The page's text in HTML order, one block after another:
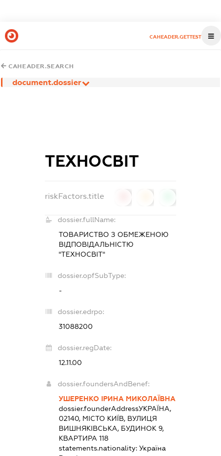
CAHEADER.GETTEST
CAHEADER.SEARCH
document.dossier
ТЕХНОСВІТ
riskFactors.title
dossier.fullName:
ТОВАРИСТВО З ОБМЕЖЕНОЮ
ВІДПОВІДАЛЬНІСТЮ
"ТЕХНОСВІТ"
dossier.opfSubType:
-
dossier.edrpo:
31088200
dossier.regDate:
12.11.00
dossier.foundersAndBenef:
УШЕРЕНКО ІРИНА МИКОЛАЇВНА
dossier.founderAddressУКРАЇНА,
02140, МІСТО КИЇВ, ВУЛИЦЯ
ВИШНЯКІВСЬКА, БУДИНОК 9,
КВАРТИРА 118
statements.nationality: Україна